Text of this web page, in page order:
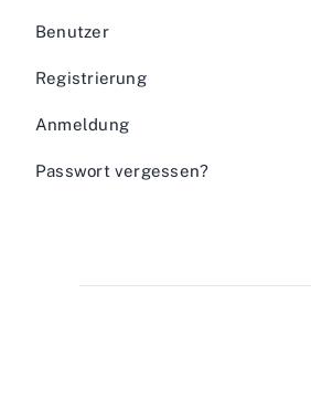
Benutzer
Registrierung
Anmeldung
Passwort vergessen?